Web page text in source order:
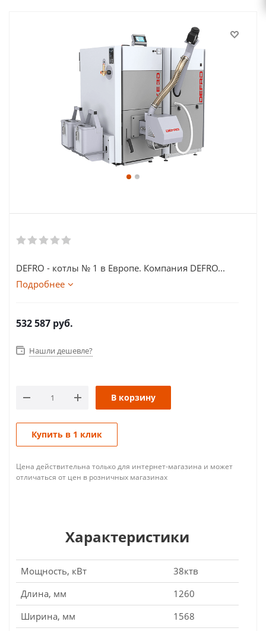
DEFRO - котлы № 1 в Европе. Компания DEFRO...
Подробнее
532 587 руб.
Нашли дешевле?
В корзину
Купить в 1 клик
Цена действительна только для интернет-магазина и может
отличаться от цен в розничных магазинах
Характеристики
Мощность, кВт
38ктв
Длина, мм
1260
Ширина, мм
1568